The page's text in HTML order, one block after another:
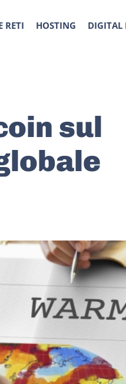
RETI HOSTING DIGITAL
sul